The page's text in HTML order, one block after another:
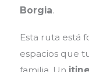
Borgia.
Esta ruta está
espacios que